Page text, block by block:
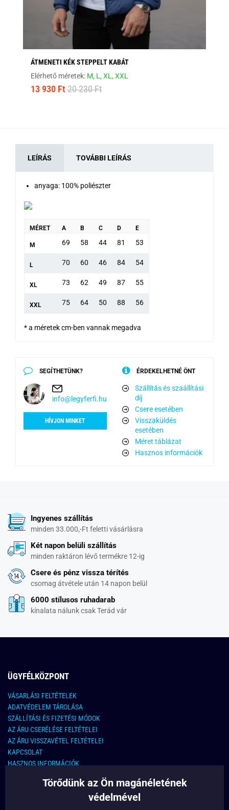
ÁTMENETI KÉK STEPPELT KABÁT
Elérhető méretek: M, L,XL,XXL
13 930 Ft 20 230 Ft
LEÍRÁS TOVÁBBI LEÍRÁS
anyaga: 100% poliészter
MÉRET A B C D E
M 69 58 44 81 53
L 70 60 46 84 54
XL 73 62 49 87 55
XXL 75 64 50 88 56
* a méretek cm-ben vannak megadva
SEGÍTHETÜNK?
info@legyferfi.hu
HÍVJON MINKET
ÉRDEKELHETNÉ ÖNT
Szállítás és szaállítási
díj
Csere esetében
Visszaküldés
esetében
Méret táblázat
Hasznos információk
Ingyenes szállítás
minden 33.000,-Ft feletti vásárlásra
Két napon belüli szállítás
minden raktáron lévő termékre 12-ig
Csere és pénz vissza térítés
csomag átvétele után 14 napon belül
6000 stílusos ruhadarab
kínalata nálunk csak Terád vár
ÜGYFÉLKÖZPONT
VÁSARLÁSI FELTÉTELEK
ADATVÉDELEM TÁROLÁSA
SZÁLLÍTÁSI ÉS FIZETÉSI MÓDOK
AZ ÁRU CSERÉLÉSE FELTÉTELEI
AZ ÁRU VISSZAVÉTEL FELTÉTELEI
KAPCSOLAT
HASZNOS INFORMÁCIÓK
KAPCSOLATTörődünk az Ön magánéletének
védelmével